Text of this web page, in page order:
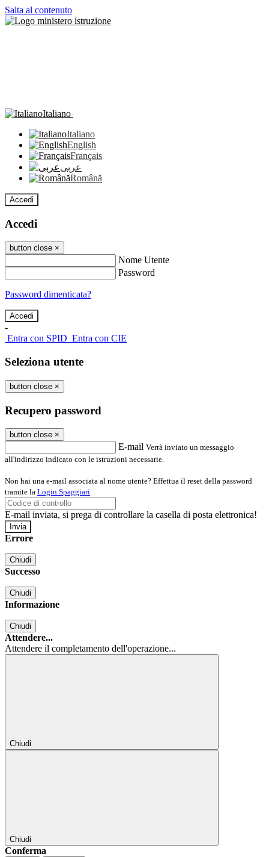
Salta al contenuto
Italiano
Italiano
English
Français
عربى
Română
Accedi
Accedi
button close ×
Nome Utente
Password
Password dimenticata?
-
Entra con SPID Entra con CIE
Seleziona utente
button close ×
Recupero password
button close ×
E-mail Verrà inviato un messaggio
all'indirizzo indicato con le istruzioni necessarie.
Non hai una e-mail associata al nome utente? Effettua il reset della password
tramite la Login Spaggiari
E-mail inviata, si prega di controllare la casella di posta elettronica!
Errore
Chiudi
Successo
Chiudi
Informazione
Chiudi
Attendere...
Attendere il completamento dell'operazione...
Chiudi
Chiudi
Conferma